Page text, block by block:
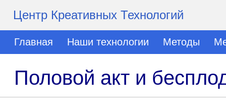
Центр Креативных Технологий
Главная Наши технологии Методы
Половой акт и